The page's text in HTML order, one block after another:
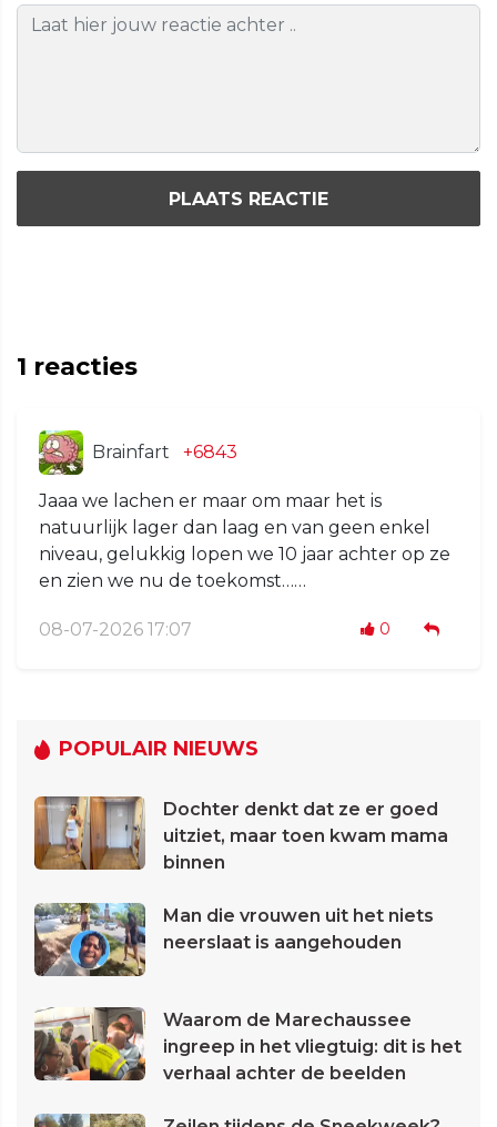
PLAATS REACTIE
1 reacties
Brainfart +6843
Jaaa we lachen er maar om maar het is
natuurlijk lager dan laag en van geen enkel
niveau, gelukkig lopen we 10 jaar achter op ze
en zien we nu de toekomst……
08-07-2026 17:07 0
POPULAIR NIEUWS
Dochter denkt dat ze er goed
uitziet, maar toen kwam mama
binnen
Man die vrouwen uit het niets
neerslaat is aangehouden
Waarom de Marechaussee
ingreep in het vliegtuig: dit is het
verhaal achter de beelden